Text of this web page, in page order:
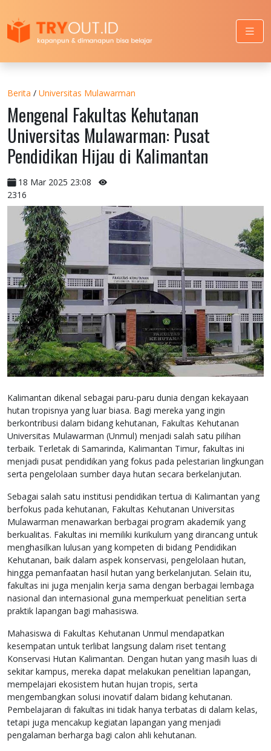
Berita / Universitas Mulawarman
Mengenal Fakultas Kehutanan
Universitas Mulawarman: Pusat
Pendidikan Hijau di Kalimantan
18 Mar 2025 23:08
2316
Kalimantan dikenal sebagai paru-paru dunia dengan kekayaan
hutan tropisnya yang luar biasa. Bagi mereka yang ingin
berkontribusi dalam bidang kehutanan, Fakultas Kehutanan
Universitas Mulawarman (Unmul) menjadi salah satu pilihan
terbaik. Terletak di Samarinda, Kalimantan Timur, fakultas ini
menjadi pusat pendidikan yang fokus pada pelestarian lingkungan
serta pengelolaan sumber daya hutan secara berkelanjutan.
Sebagai salah satu institusi pendidikan tertua di Kalimantan yang
berfokus pada kehutanan, Fakultas Kehutanan Universitas
Mulawarman menawarkan berbagai program akademik yang
berkualitas. Fakultas ini memiliki kurikulum yang dirancang untuk
menghasilkan lulusan yang kompeten di bidang Pendidikan
Kehutanan, baik dalam aspek konservasi, pengelolaan hutan,
hingga pemanfaatan hasil hutan yang berkelanjutan. Selain itu,
fakultas ini juga menjalin kerja sama dengan berbagai lembaga
nasional dan internasional guna memperkuat penelitian serta
praktik lapangan bagi mahasiswa.
Mahasiswa di Fakultas Kehutanan Unmul mendapatkan
kesempatan untuk terlibat langsung dalam riset tentang
Konservasi Hutan Kalimantan. Dengan hutan yang masih luas di
sekitar kampus, mereka dapat melakukan penelitian lapangan,
mempelajari ekosistem hutan hujan tropis, serta
mengembangkan solusi inovatif dalam bidang kehutanan.
Pembelajaran di fakultas ini tidak hanya terbatas di dalam kelas,
tetapi juga mencakup kegiatan lapangan yang menjadi
pengalaman berharga bagi calon ahli kehutanan.